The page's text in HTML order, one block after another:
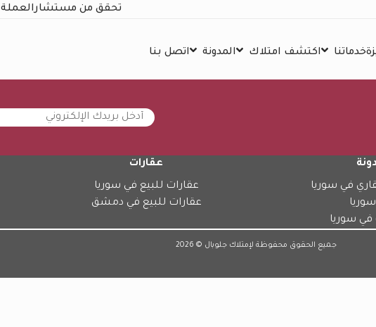
تحقق من مستشارالعملة
خدماتنا اكتشف امتلاك المدونة اتصل بنا
في سوريا
سوريا
عقارات
عقارات للبيع في سوريا
عقارات للبيع في دمشق
جميع الحقوق محفوظة لإمتلاك جلوبال © 2026